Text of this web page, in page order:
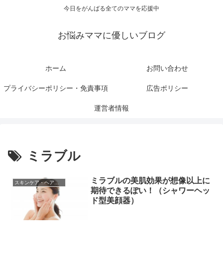
今日をがんばる全てのママを応援中
お悩みママに優しいブログ
ホーム お問い合わせ
プライバシーポリシー・免責事項 広告ポリシー
運営者情報
ミラブル
スキンケア・ヘアケア
ミラブルの美肌効果が想像以上に
期待できるぽい！（シャワーヘッ
ド型美顔器）